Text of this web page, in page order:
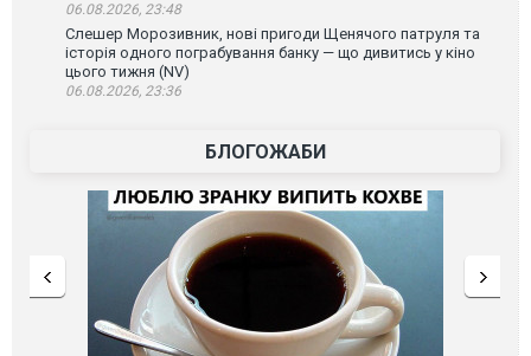
06.08.2026, 23:48
Слешер Морозивник, нові пригоди Щенячого патруля та
історія одного пограбування банку — що дивитись у кіно
цього тижня (NV)
06.08.2026, 23:36
БЛОГОЖАБИ